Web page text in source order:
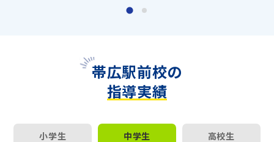
まが合格を勝ちとっています。
北海道大、札医大、旭川医大、小樽商科大、北海道教
未来大、室蘭工業大、北見工業大、天使大、北海道医
療大、北海学園大、北星学園大、東京理科大、東京理
帯広駅前校の
指導実績
小学生 中学生 高校生